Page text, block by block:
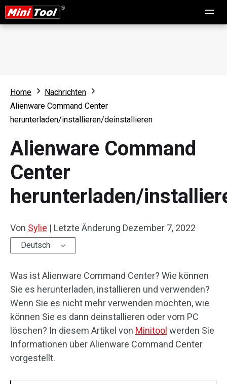
Home
Nachrichten
Alienware Command Center
herunterladen/installieren/deinstallieren
Alienware Command
Center
herunterladen/
Von Sylie | Letzte Änderung Dezember 7, 2022
Deutsch
Was ist Alienware Command Center? Wie können
Sie es herunterladen, installieren und verwenden?
Wenn Sie es nicht mehr verwenden möchten, wie
können Sie es dann deinstallieren oder vom PC
löschen? In diesem Artikel von Minitool werden Sie
Informationen über Alienware Command Center
vorgestellt.